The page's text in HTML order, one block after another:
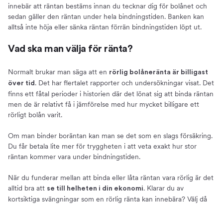
innebär att räntan bestäms innan du tecknar dig för bolånet och
sedan gäller den räntan under hela bindningstiden. Banken kan
alltså inte höja eller sänka räntan förrän bindningstiden löpt ut.
Vad ska man välja för ränta?
Normalt brukar man säga att en rörlig bolåneränta är billigast
över tid . Det har flertalet rapporter och undersökningar visat. Det
finns ett fåtal perioder i historien där det lönat sig att binda räntan
men de är relativt få i jämförelse med hur mycket billigare ett
rörligt bolån varit.
Om man binder boräntan kan man se det som en slags försäkring.
Du får betala lite mer för tryggheten i att veta exakt hur stor
räntan kommer vara under bindningstiden.
När du funderar mellan att binda eller låta räntan vara rörlig är det
alltid bra att se till helheten i din ekonomi. Klarar du av
kortsiktiga svängningar som en rörlig ränta kan innebära? Välj då